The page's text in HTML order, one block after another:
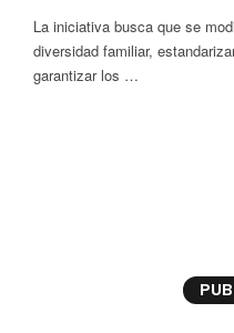
La iniciativa busca que se
diversidad familiar,
garantizar los …